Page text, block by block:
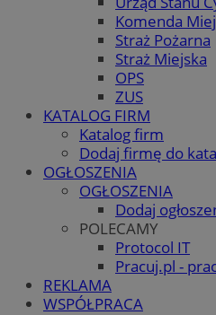
Komenda
Straż Pożarna
Straż Miejska
OPS
ZUS
KATALOG FIRM
Katalog firm
Dodaj firmę do
OGŁOSZENIA
OGŁOSZENIA
Dodaj
POLECAMY
Protocol IT
Pracuj.pl -
REKLAMA
WSPÓŁPRACA